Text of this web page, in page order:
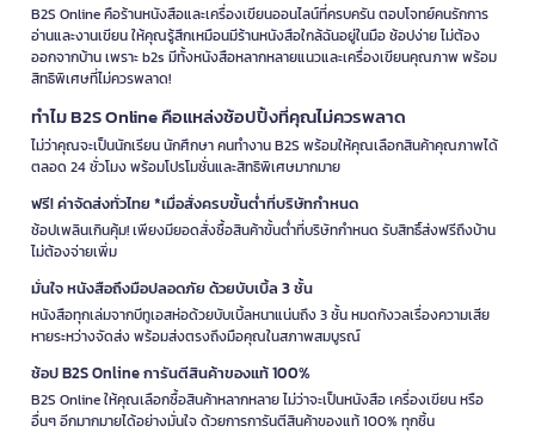
B2S Online คือร้านหนังสือและเครื่องเขียนออนไลน์ที่ครบครัน ตอบโจทย์คนรักการ
อ่านและงานเขียน ให้คุณรู้สึกเหมือนมีร้านหนังสือใกล้ฉันอยู่ในมือ ช้อปง่าย ไม่ต้อง
ออกจากบ้าน เพราะ b2s มีทั้งหนังสือหลากหลายแนวและเครื่องเขียนคุณภาพ พร้อม
สิทธิพิเศษที่ไม่ควรพลาด!
ทำไม B2S Online คือแหล่งช้อปปิ้งที่คุณไม่ควรพลาด
ไม่ว่าคุณจะเป็นนักเรียน นักศึกษา คนทำงาน B2S พร้อมให้คุณเลือกสินค้าคุณภาพได้
ตลอด 24 ชั่วโมง พร้อมโปรโมชั่นและสิทธิพิเศษมากมาย
ฟรี! ค่าจัดส่งทั่วไทย *เมื่อสั่งครบขั้นต่ำที่บริษัทกำหนด
ช้อปเพลินเกินคุ้ม! เพียงมียอดสั่งซื้อสินค้าขั้นต่ำที่บริษัทกำหนด รับสิทธิ์ส่งฟรีถึงบ้าน
ไม่ต้องจ่ายเพิ่ม
มั่นใจ หนังสือถึงมือปลอดภัย ด้วยบับเบิ้ล 3 ชั้น
หนังสือทุกเล่มจากบีทูเอสห่อด้วยบับเบิ้ลหนาแน่นถึง 3 ชั้น หมดกังวลเรื่องความเสีย
หายระหว่างจัดส่ง พร้อมส่งตรงถึงมือคุณในสภาพสมบูรณ์
ช้อป B2S Online การันตีสินค้าของแท้ 100%
B2S Online ให้คุณเลือกซื้อสินค้าหลากหลาย ไม่ว่าจะเป็นหนังสือ เครื่องเขียน หรือ
อื่นๆ อีกมากมายได้อย่างมั่นใจ ด้วยการการันตีสินค้าของแท้ 100% ทุกชิ้น